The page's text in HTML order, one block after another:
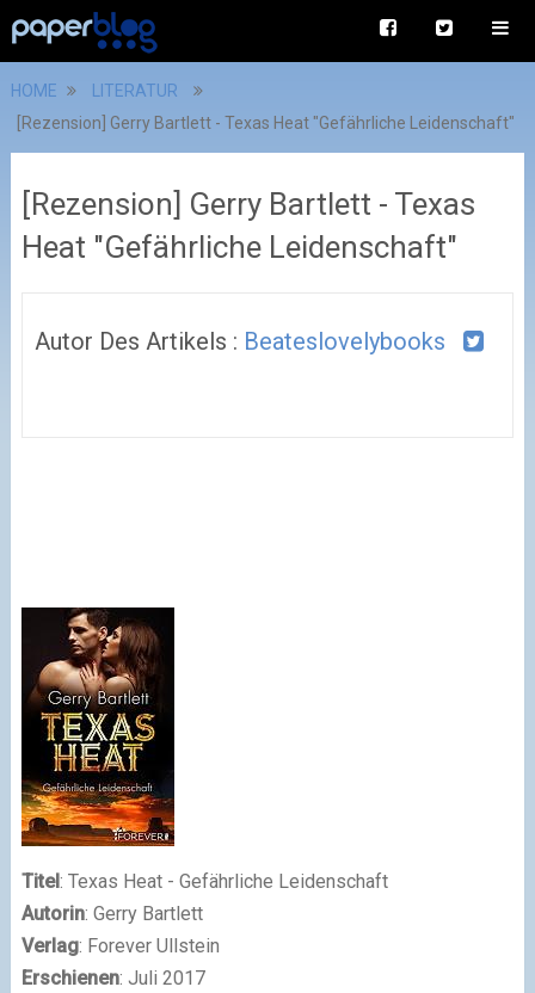
HOME
LITERATUR
[Rezension] Gerry Bartlett - Texas Heat "Gefährliche Leidenschaft"
[Rezension] Gerry Bartlett - Texas
Heat "Gefährliche Leidenschaft"
Autor Des Artikels : Beateslovelybooks
Titel: Texas Heat - Gefährliche Leidenschaft
Autorin: Gerry Bartlett
Verlag: Forever Ullstein
Erschienen: Juli 2017